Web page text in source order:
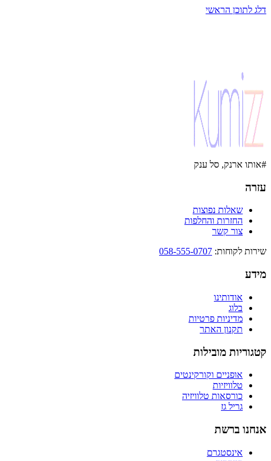
דלג לתוכן הראשי
#אותו ארנק, סל ענק
עזרה
שאלות נפוצות
החזרות והחלפות
צור קשר
שירות לקוחות:
058-555-0707
מידע
אודותינו
בלוג
מדיניות פרטיות
תקנון האתר
קטגוריות מובילות
אופניים וקורקינטים
טלוויזיות
כורסאות טלוויזיה
גריל גז
אנחנו ברשת
אינסטגרם